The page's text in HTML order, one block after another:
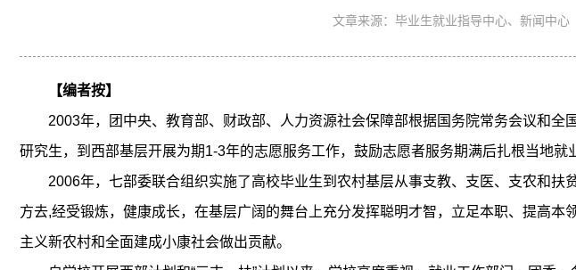
文章来源：毕业生就业指导中心、新闻中心
【编者按】
2003年，团中央、教育部、财政部、人力资源社会保障部根据国务院常务会议和
研究生，到西部基层开展为期1-3年的志愿服务工作，鼓励志愿者服务期满后扎根当地就
2006年，七部委联合组织实施了高校毕业生到农村基层从事支教、支医、支农和
方去,经受锻炼，健康成长，在基层广阔的舞台上充分发挥聪明才智，立足本职、提高
主义新农村和全面建成小康社会做出贡献。